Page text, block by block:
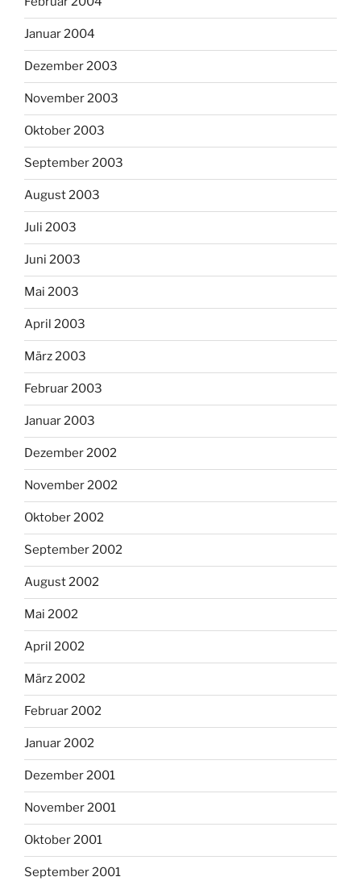
Januar 2004
Dezember 2003
November 2003
Oktober 2003
September 2003
August 2003
Juli 2003
Juni 2003
Mai 2003
April 2003
März 2003
Februar 2003
Januar 2003
Dezember 2002
November 2002
Oktober 2002
September 2002
August 2002
Mai 2002
April 2002
März 2002
Februar 2002
Januar 2002
Dezember 2001
November 2001
Oktober 2001
September 2001